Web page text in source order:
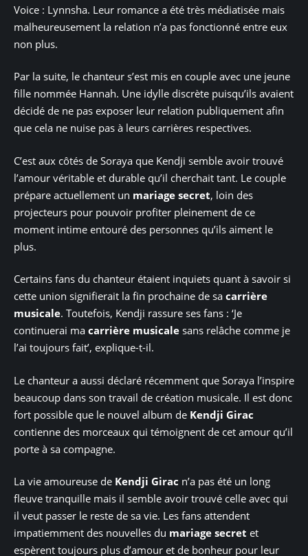
Voice : Lynnsha. Leur romance a été très médiatisée mais
malheureusement la relation n’a pas fonctionné entre eux
non plus.
Par la suite, le chanteur s’est mis en couple avec une jeune
fille nommée Hannah. Une idylle discrète puisqu’ils avaient
décidé de ne pas exposer leur relation publiquement afin
que cela ne nuise pas à leurs carrières respectives.
C’est aux côtés de Soraya que Kendji semble avoir trouvé
l’amour véritable et durable qu’il cherchait tant. Le couple
prépare actuellement un mariage secret, loin des
projecteurs pour pouvoir profiter pleinement de ce
moment intime entouré des personnes qu’ils aiment le
plus.
Certains fans du chanteur étaient inquiets quant à savoir si
cette union signifierait la fin prochaine de sa carrière
musicale. Toutefois, Kendji rassure ses fans : ‘Je
continuerai ma carrière musicale sans relâche comme je
l’ai toujours fait’, explique-t-il.
Le chanteur a aussi déclaré récemment que Soraya l’inspire
beaucoup dans son travail de création musicale. Il est donc
fort possible que le nouvel album de Kendji Girac
contienne des morceaux qui témoignent de cet amour qu’il
porte à sa compagne.
La vie amoureuse de Kendji Girac n’a pas été un long
fleuve tranquille mais il semble avoir trouvé celle avec qui
il veut passer le reste de sa vie. Les fans attendent
impatiemment des nouvelles du mariage secret et
espèrent toujours plus d’amour et de bonheur pour leur